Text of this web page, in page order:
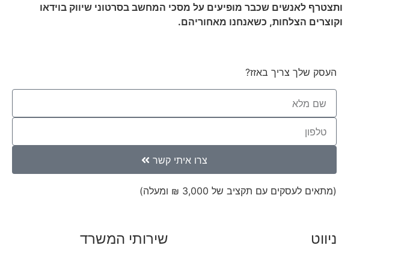
ותצטרף לאנשים שכבר מופיעים על מסכי המחשב בסרטוני שיווק בוידאו
וקוצרים הצלחות, כשאנחנו מאחוריהם.
העסק שלך צריך באזז?
צרו איתי קשר
(מתאים לעסקים עם תקציב של 3,000 ₪ ומעלה)
ניווט שירותי המשרד